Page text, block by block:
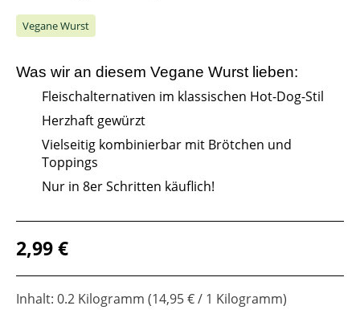
Vegane Wurst
Was wir an diesem Vegane Wurstlieben:
Fleischalternativen im klassischen Hot-Dog-Stil
Herzhaft gewürzt
Vielseitig kombinierbar mit Brötchen und
Toppings
Nur in 8er Schritten käuflich!
Regulärer Preis:
2,99 €
Inhalt: 0.2 Kilogramm (14,95 € / 1 Kilogramm)